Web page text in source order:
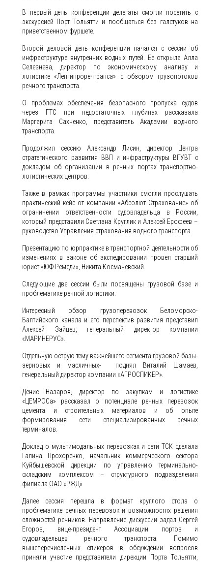
В первый день конференции делегаты смогли посетить с
экскурсией Порт Тольятти и пообщаться без галстуков на
приветственном фуршете.
Второй деловой день конференции начался с сессии об
инфраструктуре внутренних водных путей. Ее открыла Алла
Селезнева, директор по экономическому анализу и
логистике «Ленгипроречтранса» с обзором грузопотоков
речного транспорта.
О проблемах обеспечения безопасного пропуска судов
через ГТС при недостаточных глубинах рассказала
Маргарита Сахненко, представитель Академии водного
транспорта.
Продолжил сессию Александр Лисин, директор Центра
стратегического развития ВВП и инфраструктуры ВГУВТ с
докладом об организации в речных портах транспортно-
логистических центров.
Также в рамках программы участники смогли прослушать
практический кейс от компании «Абсолют Страхование» об
ограничении ответственности судовладельца в России,
который представили Светлана Круглик и Алексей Ерофеев –
руководство Управления страхования водного транспорта.
Презентацию по юрпрактике в транспортной деятельности об
изменениях в законе об экспедировании провел старший
юрист «ЮФ Ремеди», Никита Космачевский.
Следующие две сессии были посвящены грузовой базе и
проблематике речной логистики.
Интересный обзор грузоперевозок Беломорско-
Балтийского канала и его перспектив развития представил
Алексей Зайцев, генеральный директор компании
«МАРИНЕРУС».
Отдельную острую тему важнейшего сегмента грузовой базы-
зерновых и масличных- поднял Виталий Шамаев,
генеральный директор компании «АГРОСПИКЕР».
Денис Назаров, директор по закупкам и логистике
«ЦЕМРОСа» рассказал о потенциале речных перевозок
цемента и строительных материалов и об опыте
формирования сети специализированных речных
терминалов.
Доклад о мультимодальных перевозках и сети ТСК сделала
Галина Прохоренко, начальник коммерческого сектора
Куйбышевской дирекции по управлению терминально-
складским комплексом – структурного подразделения
филиала ОАО «РЖД»
Далее сессия перешла в формат круглого стола о
проблематике речных перевозок и возможностях решения
сложностей речников. Направление дискуссии задал Сергей
Егоров, вице-президент Ассоциации портов и
судовладельцев речного транспорта. Помимо
вышеперечисленных спикеров в обсуждении вопросов
приняли участие представители дирекции Порта Тольятти,